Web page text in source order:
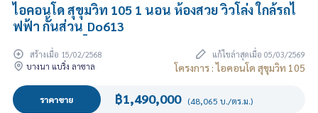
ไอคอนโด สุขุมวิท 105 1 นอน ห้องสวย วิวโล่ง ใกล้รถไ
ฟฟ้า กั้นส่วน_Do613
สร้างเมื่อ 15/02/2568
แก้ไขล่าสุดเมื่อ 05/03/2569
บางนา แบริ่ง ลาซาล
โครงการ : ไอคอนโด สุขุมวิท 105
ราคาขาย ฿1,490,000 (48,065 บ./ตร.ม.)